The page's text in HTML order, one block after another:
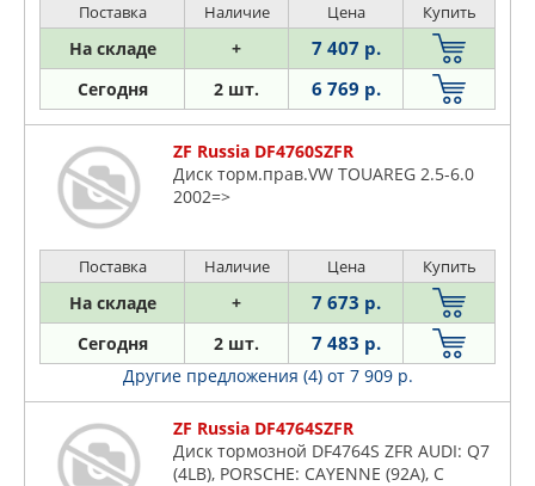
Поставка Наличие Цена Купить
На складе + 7 407 р.
Сегодня 2 шт. 6 769 р.
ZF Russia DF4760SZFR
Диск торм.прав.VW TOUAREG 2.5-6.0
2002=>
Поставка Наличие Цена Купить
На складе + 7 673 р.
Сегодня 2 шт. 7 483 р.
Другие предложения (4) от 7 909 р.
ZF Russia DF4764SZFR
Диск тормозной DF4764S ZFR AUDI: Q7
(4LB), PORSCHE: CAYENNE (92A), C